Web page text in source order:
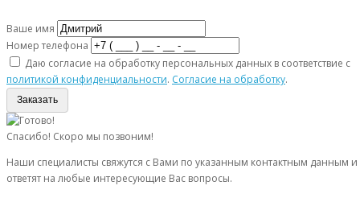
Ваше имя
Номер телефона
Даю согласие на обработку персональных данных в соответствие с
политикой конфиденциальности. Согласие на обработку.
Заказать
Спасибо! Скоро мы позвоним!
Наши специалисты свяжутся с Вами по указанным контактным данным и
ответят на любые интересующие Вас вопросы.